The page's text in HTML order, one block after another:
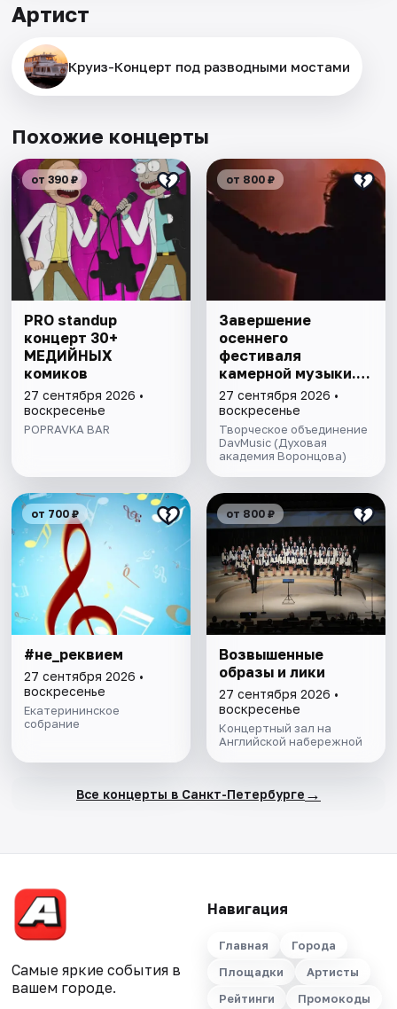
Артист
Круиз-Концерт под разводными мостами
Похожие концерты
от 390 ₽
PRO standup
концерт 30+
МЕДИЙНЫХ
комиков
27 сентября 2026 •
воскресенье
POPRAVKA BAR
от 800 ₽
Завершение
осеннего
фестиваля
камерной музыки.
Бах, Моцарт,
Шуман, Лист,
Чайковский
27 сентября 2026 •
воскресенье
Творческое объединение
DavMusic (Духовая
академия Воронцова)
от 700 ₽
#не_реквием
27 сентября 2026 •
воскресенье
Екатерининское
собрание
от 800 ₽
Возвышенные
образы и лики
27 сентября 2026 •
воскресенье
Концертный зал на
Английской набережной
Все концерты в Санкт-Петербурге →
Самые яркие события в
вашем городе.
Навигация
Главная
Города
Площадки
Артисты
Рейтинги
Промокоды